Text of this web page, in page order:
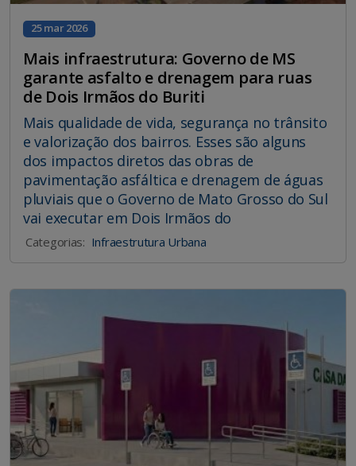
25 mar 2026
Mais infraestrutura: Governo de MS
garante asfalto e drenagem para ruas
de Dois Irmãos do Buriti
Mais qualidade de vida, segurança no trânsito
e valorização dos bairros. Esses são alguns
dos impactos diretos das obras de
pavimentação asfáltica e drenagem de águas
pluviais que o Governo de Mato Grosso do Sul
vai executar em Dois Irmãos do
Categorias: Infraestrutura Urbana